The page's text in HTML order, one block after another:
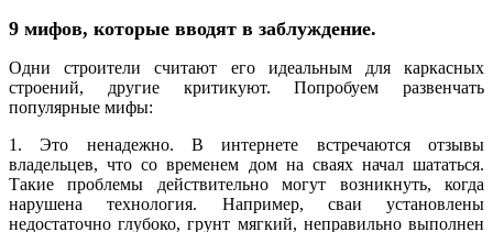
9 мифов, которые вводят в заблуждение.
Одни строители считают его идеальным для каркасных
строений, другие критикуют. Попробуем развенчать
популярные мифы:
1. Это ненадежно. В интернете встречаются отзывы
владельцев, что со временем дом на сваях начал шататься.
Такие проблемы действительно могут возникнуть, когда
нарушена технология. Например, сваи установлены
недостаточно глубоко, грунт мягкий, неправильно выполнен